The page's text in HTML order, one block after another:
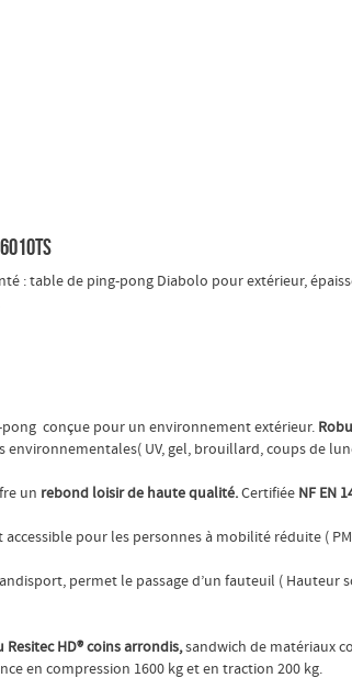
: table de ping-pong Diabolo pour extérieur,
conçue pour un environnement extérieur.
environnementales( UV, gel, brouillard, coups de
un rebond loisir de haute qualité.Certifiée NF EN
pour les personnes à mobilité réduite (
permet le passage d’un fauteuil ( Hauteur
Resitec HD® coins arrondis,sandwich de matériaux
en compression 1600 kg et en traction 200 kg.